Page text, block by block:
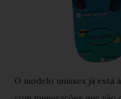
O modelo unissex já está